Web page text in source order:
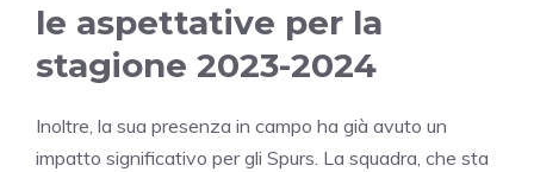
le aspettative per la
stagione 2023-2024
Inoltre, la sua presenza in campo ha già avuto un
impatto significativo per gli Spurs. La squadra, che sta